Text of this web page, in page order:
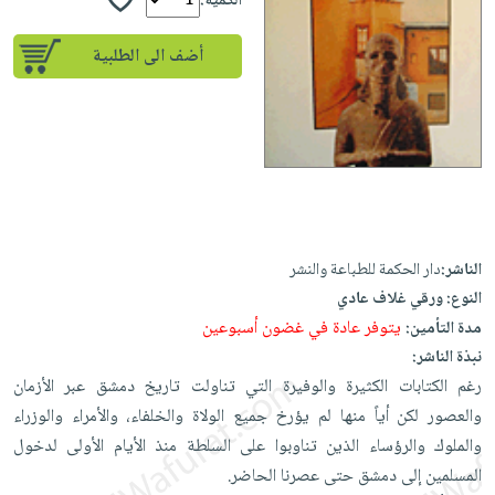
إختياراتنا
كتب
أكاديمية
صندوق
القراءة
iKitab
بلا
حدود
أسئلة
يتكرر
على
Android
تحميل
iKitab
على
Apple
أسئلة
يتكرر
طرحها
تحميل
masmu3
على
masmu3
على
Apple
المواضيع
الأكثر
مبيعاً
إختياراتنا
وسائل
القراءة
جوائز
الصحة
والعناية
الشخصية
جديد
أجهزة
العناية
الشخصية
العناية
وتصفيف
الشعر
العناية
بالجسم
المطبخ
والسفرة
جديد
الكل
أواني
الطهي
أدوات
متجر
الهدايا
أقسام
أضف الى الطلبية
الناشر:دار الحكمة للطباعة والنشر
النوع:ورقي غلاف عادي
مدة التأمين:يتوفر عادة في غضون أسبوعين
نبذة الناشر:
رغم الكتابات الكثيرة والوفيرة التي تناولت تاريخ دمشق عبر الأزمان
والعصور لكن أياً منها لم يؤرخ جميع الولاة والخلفاء، والأمراء والوزراء
والملوك والرؤساء الذين تناوبوا على السلطة منذ الأيام الأولى لدخول
المسلمين إلى دمشق حتى عصرنا الحاضر.